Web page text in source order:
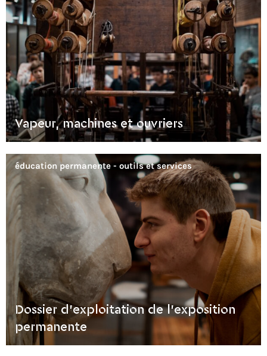
Vapeur, machines et ouvriers
éducation permanente - outils et services
Dossier d'exploitation de l'exposition
permanente